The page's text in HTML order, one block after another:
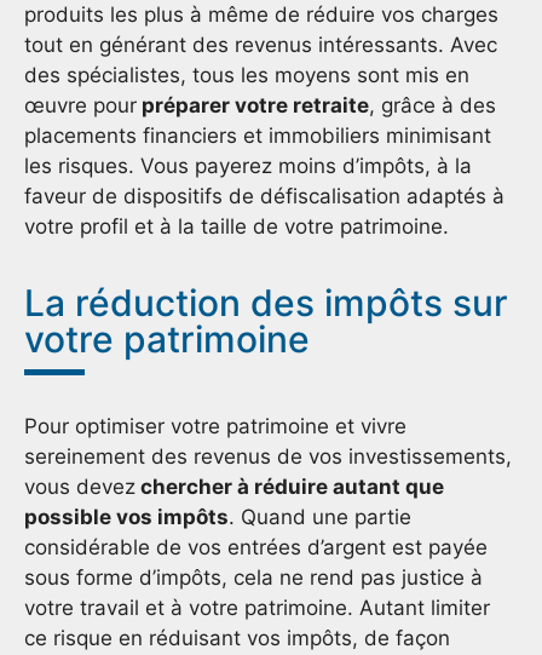
produits les plus à même de réduire vos charges
tout en générant des revenus intéressants. Avec
des spécialistes, tous les moyens sont mis en
œuvre pour préparer votre retraite, grâce à des
placements financiers et immobiliers minimisant
les risques. Vous payerez moins d’impôts, à la
faveur de dispositifs de défiscalisation adaptés à
votre profil et à la taille de votre patrimoine.
La réduction des impôts sur
votre patrimoine
Pour optimiser votre patrimoine et vivre
sereinement des revenus de vos investissements,
vous devez chercher à réduire autant que
possible vos impôts. Quand une partie
considérable de vos entrées d’argent est payée
sous forme d’impôts, cela ne rend pas justice à
votre travail et à votre patrimoine. Autant limiter
ce risque en réduisant vos impôts, de façon